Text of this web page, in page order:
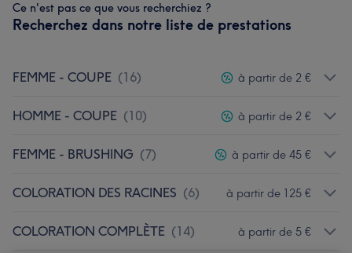
Ce n'est pas ce que vous recherchiez ?
Recherchez dans notre liste de prestations
FEMME - COUPE (16) à partir de 2 €
HOMME - COUPE (10) à partir de 2 €
FEMME - BRUSHING (7) à partir de 45 €
COLORATION DES RACINES (6) à partir de 125 €
COLORATION COMPLÈTE (14) à partir de 5 €